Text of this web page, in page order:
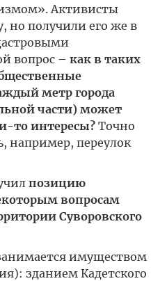
Активисты
но получили его же в
вопрос – как в таких
метр города
части) может
то интересы? Точно
например, переулок
позицию
вопросам
Суворовского
имуществом
зданием Кадетского